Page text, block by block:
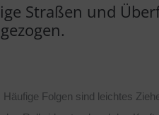
Straßen und
Folgen sind leichtes